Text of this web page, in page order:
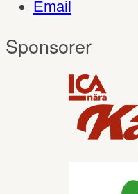
Email
Sponsorer